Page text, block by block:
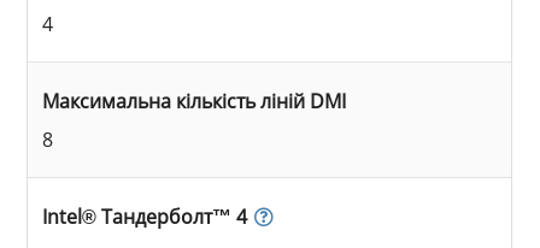
4
Максимальна кількість ліній DMI
8
Intel® Тандерболт™ 4